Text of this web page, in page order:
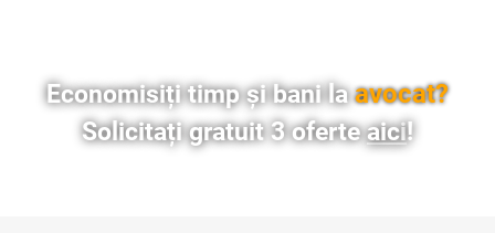
Economisiți timp și bani laavocat?
Solicitați gratuit 3 oferteaici!